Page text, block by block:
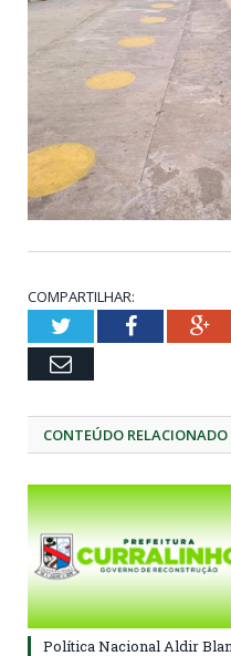
COMPARTILHAR:
TwitterFacebook
Email
CONTEÚDO RELACIONADO
Política Nacional Aldir